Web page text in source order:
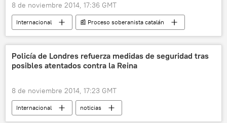
8 de noviembre 2014, 17:36 GMT
Internacional
📰 Proceso soberanista catalán
noticias
Policía de Londres refuerza medidas de seguridad tras
posibles atentados contra la Reina
8 de noviembre 2014, 17:23 GMT
Internacional noticias